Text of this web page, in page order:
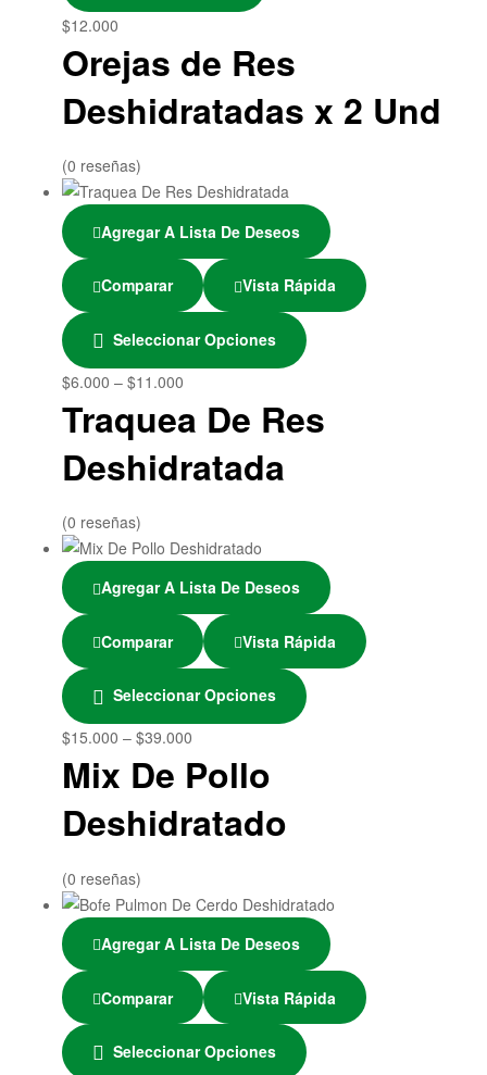
$12.000
Orejas de Res
Deshidratadas x 2 Und
(0 reseñas)
Agregar A Lista De Deseos
Comparar Vista Rápida
Seleccionar Opciones
$6.000 – $11.000
Traquea De Res
Deshidratada
(0 reseñas)
Agregar A Lista De Deseos
Comparar Vista Rápida
Seleccionar Opciones
$15.000 – $39.000
Mix De Pollo
Deshidratado
(0 reseñas)
Agregar A Lista De Deseos
Comparar Vista Rápida
Seleccionar Opciones